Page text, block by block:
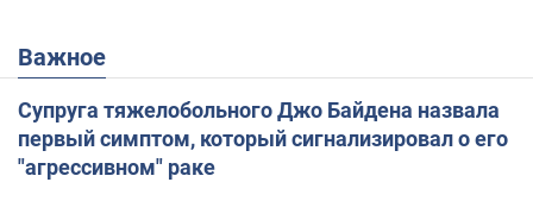
Важное
Супруга тяжелобольного Джо Байдена назвала
первый симптом, который сигнализировал о его
"агрессивном" раке